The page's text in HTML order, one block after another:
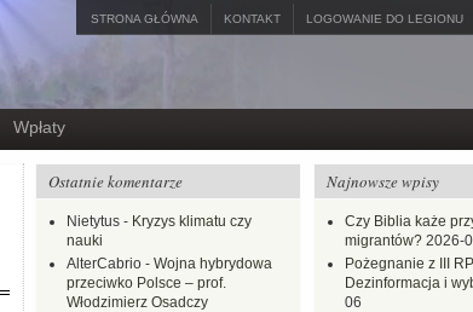
STRONA GŁÓWNA KONTAKT LOGOWANIE DO LEGIONU
Wpłaty
Najnowsze wpisy
Czy Biblia każe
migrantów? 2026-
Pożegnanie z III RP
Dezinformacja i
06
Ostatnie komentarze
Nietytus - Kryzys klimatu czy
nauki
AlterCabrio - Wojna hybrydowa
przeciwko Polsce – prof.
Włodzimierz Osadczy